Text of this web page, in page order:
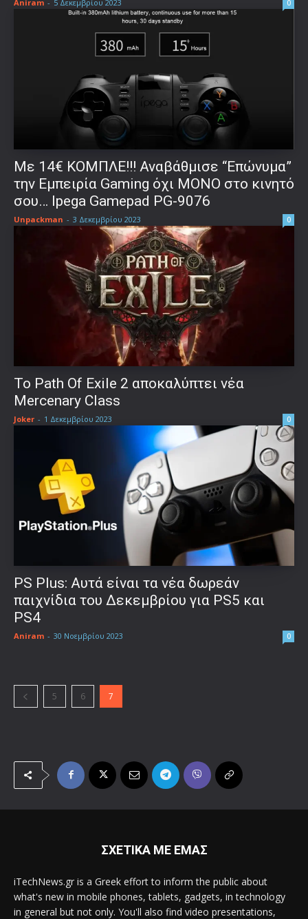
Aniram - 5 Δεκεμβρίου 2023 0
Με 14€ ΚΟΜΠΛΕ!!! Αναβάθμισε “Επώνυμα”
την Εμπειρία Gaming όχι ΜΟΝΟ στο κινητό
σου… Ipega Gamepad PG-9076
Unpackman - 3 Δεκεμβρίου 2023 0
Το Path Of Exile 2 αποκαλύπτει νέα
Mercenary Class
Joker - 1 Δεκεμβρίου 2023 0
PS Plus: Αυτά είναι τα νέα δωρεάν
παιχνίδια του Δεκεμβρίου για PS5 και
PS4
Aniram - 30 Νοεμβρίου 2023 0
5 6 7
ΣΧΕΤΙΚΑ ΜΕ ΕΜΑΣ
iTechNews.gr is a Greek effort to inform the public about
what's new in mobile phones, tablets, gadgets, in technology
in general but not only. You'll also find video presentations,